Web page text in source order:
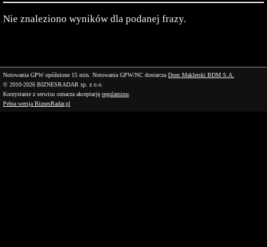
Nie znaleziono wyników dla podanej frazy.
Notowania GPW opóźnione 15 min. Notowania GPW/NC dostarcza Dom Maklerski BDM S.A.
© 2010-2026 BIZNESRADAR sp. z o.o.
Korzystanie z serwisu oznacza akceptację regulaminu
Pełna wersja BiznesRadar.pl